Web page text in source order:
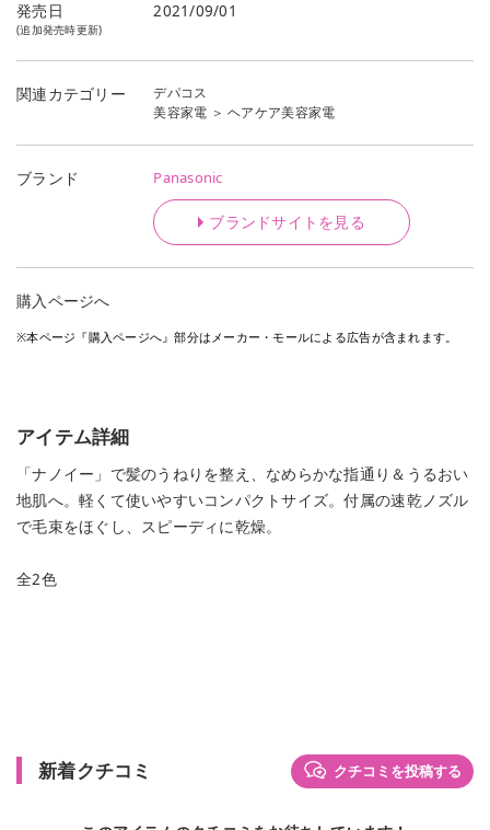
発売日
(追加発売時更新)
2021/09/01
関連カテゴリー
デパコス
美容家電 ＞ヘアケア美容家電
ブランド Panasonic
ブランドサイトを見る
購入ページへ
※本ページ『購入ページへ』部分はメーカー・モールによる広告が含まれます。
アイテム詳細
「ナノイー」で髪のうねりを整え、なめらかな指通り＆うるおい
地肌へ。軽くて使いやすいコンパクトサイズ。付属の速乾ノズル
で毛束をほぐし、スピーディに乾燥。
全2色
新着クチコミ クチコミを投稿する